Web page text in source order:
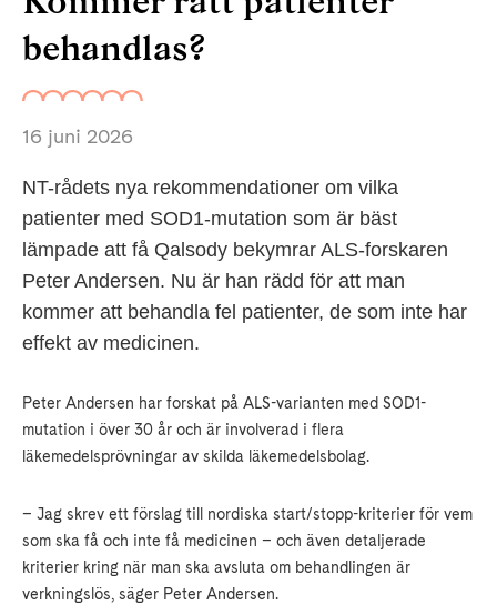
behandlas?
16 juni 2026
NT-rådets nya rekommendationer om vilka
patienter med SOD1-mutation som är bäst
lämpade att få Qalsody bekymrar ALS-forskaren
Peter Andersen. Nu är han rädd för att man
kommer att behandla fel patienter, de som inte har
effekt av medicinen.
Peter Andersen har forskat på ALS-varianten med SOD1-
mutation i över 30 år och är involverad i flera
läkemedelsprövningar av skilda läkemedelsbolag.
– Jag skrev ett förslag till nordiska start/stopp-kriterier för vem
som ska få och inte få medicinen – och även detaljerade
kriterier kring när man ska avsluta om behandlingen är
verkningslös, säger Peter Andersen.